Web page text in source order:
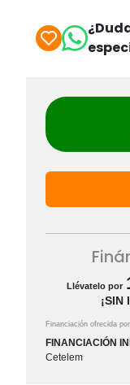
Llévatelo por
¡SIN
Financiación ofrecida
FINANCIACIÓN
Cetelem